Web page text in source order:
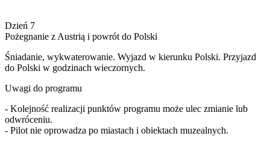
Dzień 7
Pożegnanie z Austrią i powrót do Polski
Śniadanie, wykwaterowanie. Wyjazd w kierunku Polski. Przyjazd
do Polski w godzinach wieczornych.
Uwagi do programu
- Kolejność realizacji punktów programu może ulec zmianie lub
odwróceniu.
- Pilot nie oprowadza po miastach i obiektach muzealnych.